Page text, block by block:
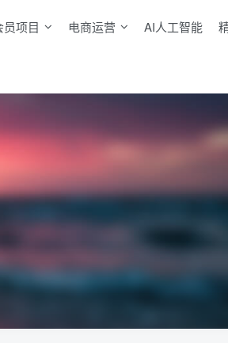
员项目 电商运营 AI人工智能